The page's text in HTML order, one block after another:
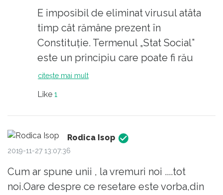
E imposibil de eliminat virusul atâta
timp cât rămâne prezent în
Constituţie. Termenul „Stat Social”
este un principiu care poate fi rău
implementat dinadins, cu un anumit
citește mai mult
Like 1
Rodica Isop
2019-11-27 13:07:36
Cum ar spune unii , la vremuri noi ....tot
noi.Oare despre ce resetare este vorba,din